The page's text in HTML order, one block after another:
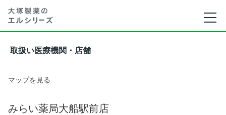
取扱い医療機関・店舗
マップを見る
みらい薬局大船駅前店